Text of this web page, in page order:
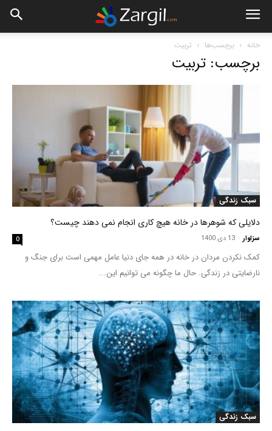
خانه برچسب‌ها تربیت
برچسب: تربیت
سبک زندگی
دلایلی که شوهرها در خانه هیچ کاری انجام نمی دهند چیست؟
سزاوار - 13 دی 1400 0
کمک نکردن مردان در خانه در همه جای دنیا عامل مهمی است برای جنگ و
نارضایتی در زندگی. حال ما چگونه می توانیم این...
سبک زندگی